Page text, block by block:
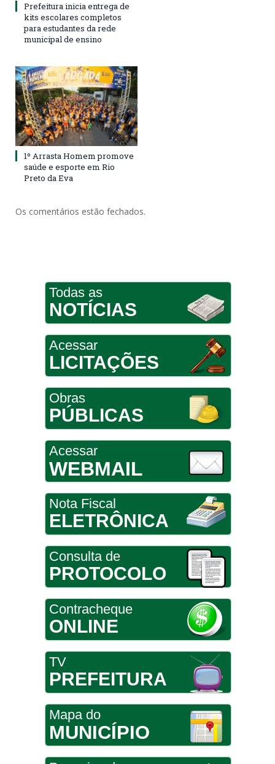
Prefeitura inicia entrega de
kits escolares completos
para estudantes da rede
municipal de ensino
1º Arrasta Homem promove
saúde e esporte em Rio
Preto da Eva
Os comentários estão fechados.
Todas as
NOTÍCIAS
Acessar
LICITAÇÕES
Obras
PÚBLICAS
Acessar
WEBMAIL
Nota Fiscal
ELETRÔNICA
Consulta de
PROTOCOLO
Contracheque
ONLINE
TV
PREFEITURA
Mapa do
MUNICÍPIO